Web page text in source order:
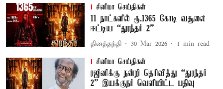
சினிமா செய்திகள்
11 நாட்களில் ரூ.1365 கோடி வசூலை
ஈட்டிய “துரந்தர் 2”
தினத்தந்தி 30 Mar 2026 1 min read
சினிமா செய்திகள்
ரஜினிக்கு நன்றி தெரிவித்து “துரந்தர்
2” இயக்குநர் வெளியிட்ட பதிவு